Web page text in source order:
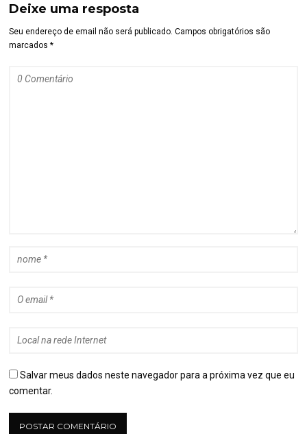
Deixe uma resposta
Seu endereço de email não será publicado. Campos obrigatórios são
marcados *
Salvar meus dados neste navegador para a próxima vez que eu
comentar.